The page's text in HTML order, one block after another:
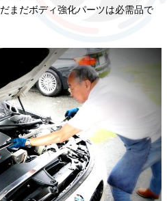
まだボディ強化パーツは必需品で